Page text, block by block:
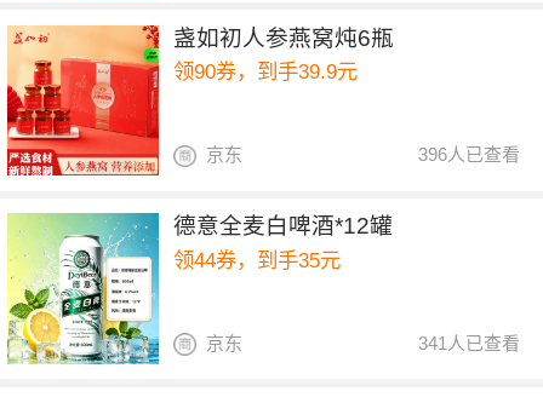
盏如初人参燕窝炖6瓶
领90券，到手39.9元
396人已查看
京东
德意全麦白啤酒*12罐
领44券，到手35元
341人已查看
京东